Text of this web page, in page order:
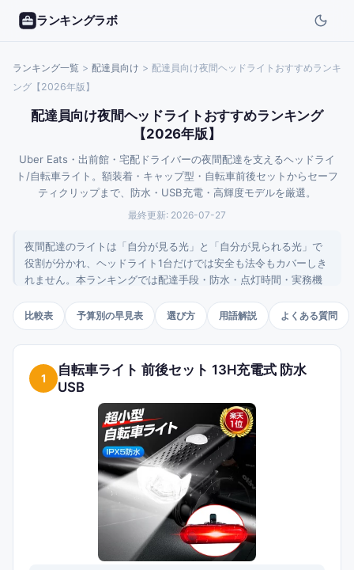
ランキングラボ
ランキング一覧 > 配達員向け > 配達員向け夜間ヘッドライトおすすめランキ
ング【2026年版】
配達員向け夜間ヘッドライトおすすめランキング
【2026年版】
Uber Eats・出前館・宅配ドライバーの夜間配達を支えるヘッドライ
ト/自転車ライト。額装着・キャップ型・自転車前後セットからセーフ
ティクリップまで、防水・USB充電・高輝度モデルを厳選。
最終更新: 2026-07-27
夜間配達のライトは「自分が見る光」と「自分が見られる光」で
役割が分かれ、ヘッドライト1台だけでは安全も法令もカバーしき
れません。本ランキングでは配達手段・防水・点灯時間・実務機
み合わせる前提で選ぶのが要点です。
比較表 予算別の早見表 選び方 用語解説 よくある質問
1
自転車ライト 前後セット 13H充電式 防水
USB